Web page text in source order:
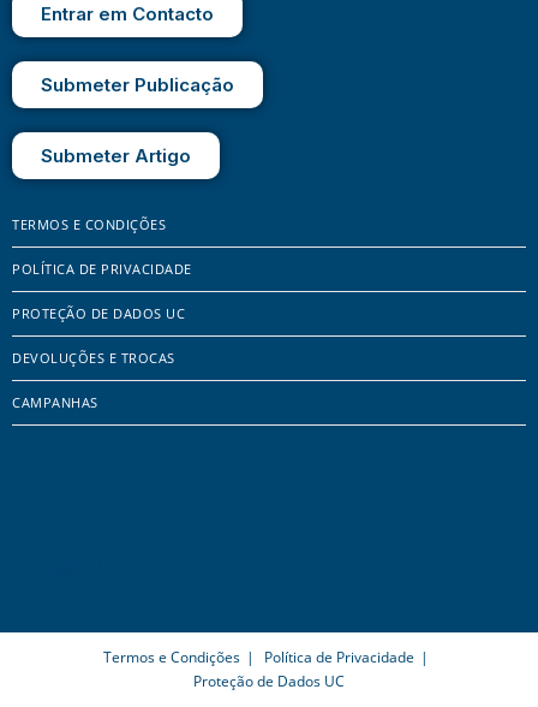
Entrar em Contacto
Submeter Publicação
Submeter Artigo
TERMOS E CONDIÇÕES
POLÍTICA DE PRIVACIDADE
PROTEÇÃO DE DADOS UC
DEVOLUÇÕES E TROCAS
CAMPANHAS
Termos e Condições
Política de Privacidade
Proteção de Dados UC